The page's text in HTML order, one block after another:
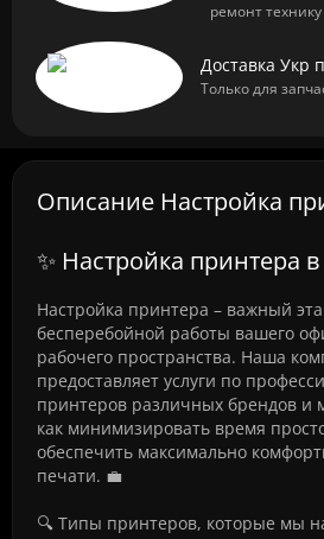
ремонт
Доставка Укр
Только для
Описание Настройка
✨ Настройка принтера в
Настройка принтера – важный
бесперебойной работы вашего
рабочего пространства. Наша
предоставляет услуги по
принтеров различных брендов и
как минимизировать время
обеспечить максимально
печати. 💼
🔍 Типы принтеров, которые мы